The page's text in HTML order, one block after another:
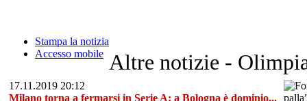
Stampa la notizia
Accesso mobile Altre notizie -
17.11.2019 20:12
Milano torna a fermarsi in Serie A: a Bologna è dominio...